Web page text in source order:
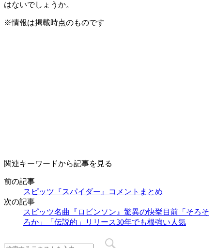
はないでしょうか。
※情報は掲載時点のものです
関連キーワードから記事を見る
前の記事
スピッツ『スパイダー』コメントまとめ
次の記事
スピッツ名曲『ロビンソン』驚異の快挙目前「そろそ
ろか」「伝説的」リリース30年でも根強い人気